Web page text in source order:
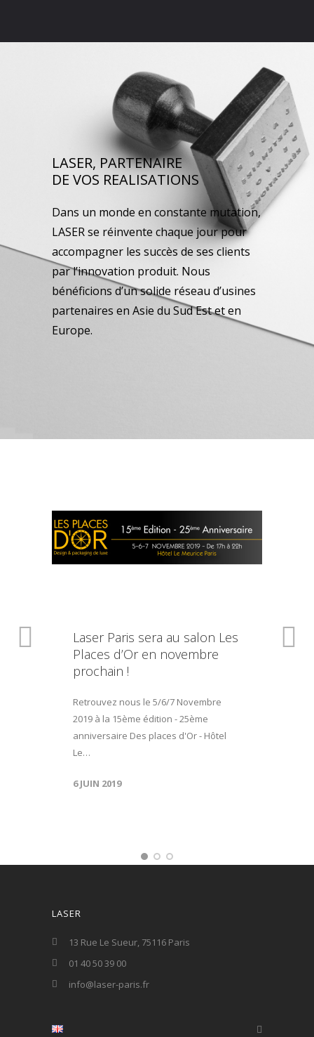
LASER, PARTENAIRE
DE VOS REALISATIONS
Dans un monde en constante mutation,
LASER se réinvente chaque jour pour
accompagner les succès de ses clients
par l’innovation produit. Nous
bénéficions d’un solide réseau d’usines
partenaires en Asie du Sud Est et en
Europe.
Laser Paris sera au salon Les
Places d’Or en novembre
prochain !
Retrouvez nous le 5/6/7 Novembre
2019 à la 15ème édition - 25ème
anniversaire Des places d'Or - Hôtel
Le…
6 JUIN 2019
LASER
13 Rue Le Sueur, 75116 Paris
01 40 50 39 00
info@laser-paris.fr